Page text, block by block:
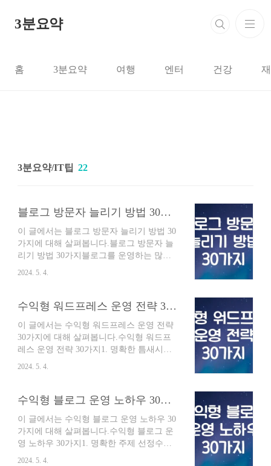
3분요약
홈 3분요약 여행 엔터 건강
3분요약/IT팁 22
블로그 방문자 늘리기 방법 30가지
이 글에서는 블로그 방문자 늘리기 방법 30
가지에 대해 살펴봅니다.블로그 방문자 늘
리기 방법 30가지블로그를 운영하는 많은
사람들이 고민하는 것 중 하나는 바로 방문
면 의욕이 떨어지기 마련이죠. 그렇다면 블
있을까요?1. 콘텐츠의 질 향상가장 기본적
이면서도 중요한 것은 바로 콘텐츠의 질입
니다. 아무리 많은 홍보를 해도 콘텐츠 자체
가 부실하다면 방문자는 금방 떠나갈 것입
니다.2. 키워드 연구 및 활용검색 엔진 최적
화(SEO)를 위해 키워드 연구는 필수입니다.
블로그 주제와 관련된 키워드를 분석하고,
적절..
2024. 5. 4.
수익형 워드프레스 운영 전략 30가지
이 글에서는 수익형 워드프레스 운영 전략
30가지에 대해 살펴봅니다.수익형 워드프
레스 운영 전략 30가지1. 명확한 틈새시장
공략성공적인 워드프레스 사이트는 특정
틈새시장을 찾아보세요.2. 고품질 콘텐츠
콘텐츠는 필수적입니다. SEO 최적화, 가독
성, 매력적인 주제에 집중하여 콘텐츠를 제
작하세요.3. SEO 최적화검색 엔진에서 사
이트를 찾기 쉽게 만들어야 합니다. 키워드
2024. 5. 4.
수익형 블로그 운영 노하우 30가지
이 글에서는 수익형 블로그 운영 노하우 30
가지에 대해 살펴봅니다.수익형 블로그 운
영 노하우 30가지1. 명확한 주제 선정수익
형 블로그를 운영하기 위해서는 명확한 주
2024. 5. 4.